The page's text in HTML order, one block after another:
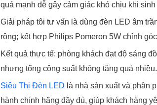
quá mạnh dễ gây cảm giác khó chịu khi sinh
Giải pháp tôi tư vấn là dùng đèn LED âm
rộng; kết hợp Philips Pomeron 5W chỉnh
Kết quả thực tế: phòng khách đạt độ sáng
nhưng tổng công suất không tăng quá nhiều.
Siêu Thị Đèn LED là nhà sản xuất và phân
hành chính hãng đầy đủ, giúp khách hàng